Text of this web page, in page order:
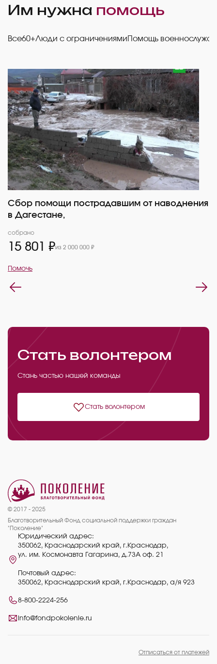
Им нужна помощь
Все60+Люди с ограничениями Помощь
Сбор помощи пострадавшим от наводнения
в Дагестане,
собрано
15 801 ₽из 2 000 000 ₽
Помочь
Стать волонтером
Стань частью нашей команды
Стать волонтером
© 2017 - 2025
Благотворительный Фонд социальной поддержки граждан
"Поколение"
Юридический адрес:
350062, Краснодарский край, г.Краснодар,
ул. им. Космонавта Гагарина, д.73А оф. 21
Почтовый адрес:
350062, Краснодарский край, г.Краснодар, а/я 923
8-800-2224-256
info@fondpokolenie.ru
Отписаться от платежей